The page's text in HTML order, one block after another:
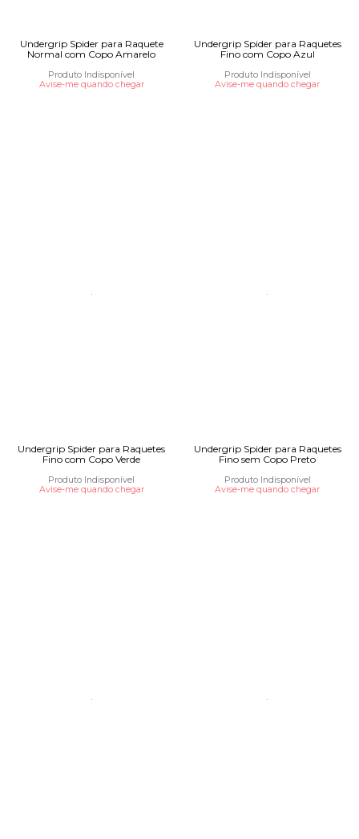
Undergrip Spider para Raquete
Normal com Copo Amarelo
Produto Indisponível
Avise-me quando chegar
Undergrip Spider para Raquetes
Fino com Copo Azul
Produto Indisponível
Avise-me quando chegar
Undergrip Spider para Raquetes
Fino com Copo Verde
Produto Indisponível
Avise-me quando chegar
Undergrip Spider para Raquetes
Fino sem Copo Preto
Produto Indisponível
Avise-me quando chegar